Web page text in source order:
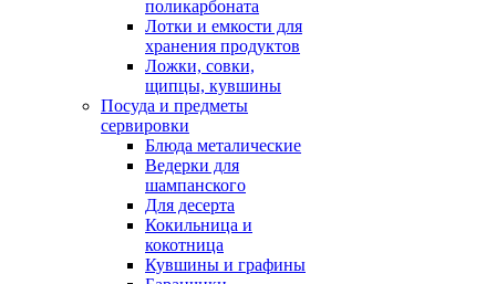
поликарбоната
Лотки и емкости для
хранения продуктов
Ложки, совки,
щипцы, кувшины
Посуда и предметы
сервировки
Блюда металические
Ведерки для
шампанского
Для десерта
Кокильница и
кокотница
Кувшины и графины